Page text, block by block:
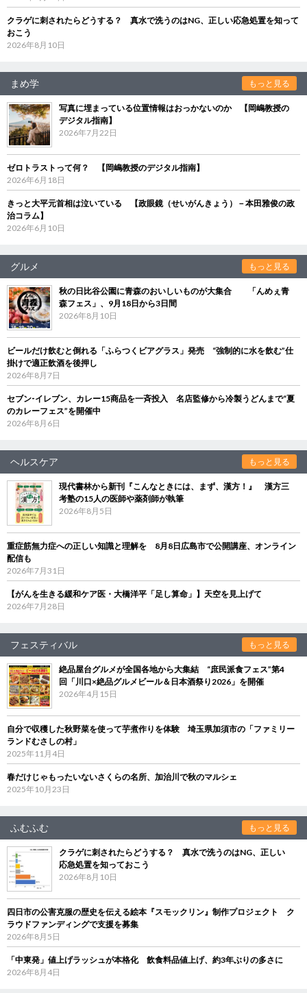
クラゲに刺されたらどうする？ 真水で洗うのはNG、正しい応急処置を知って
おこう
2026年8月10日
まめ学 もっと見る
写真に埋まっている位置情報はおっかないのか 【岡嶋教授の
デジタル指南】
2026年7月22日
ゼロトラストって何？ 【岡嶋教授のデジタル指南】
2026年6月18日
きっと大平元首相は泣いている 【政眼鏡（せいがんきょう）－本田雅俊の政
治コラム】
2026年6月10日
グルメ もっと見る
秋の日比谷公園に青森のおいしいものが大集合 「んめぇ青
森フェス」、9月18日から3日間
2026年8月10日
ビールだけ飲むと倒れる「ふらつくビアグラス」発売 “強制的に水を飲む”仕
掛けで適正飲酒を後押し
2026年8月7日
セブン‐イレブン、カレー15商品を一斉投入 名店監修から冷製うどんまで“夏
のカレーフェス”を開催中
2026年8月6日
ヘルスケア もっと見る
現代書林から新刊『こんなときには、まず、漢方！』 漢方三
考塾の15人の医師や薬剤師が執筆
2026年8月5日
重症筋無力症への正しい知識と理解を 8月8日広島市で公開講座、オンライン
配信も
2026年7月31日
【がんを生きる緩和ケア医・大橋洋平「足し算命」】天空を見上げて
2026年7月28日
フェスティバル もっと見る
絶品屋台グルメが全国各地から大集結 “庶民派食フェス”第4
回「川口×絶品グルメビール＆日本酒祭り2026」を開催
2026年4月15日
自分で収穫した秋野菜を使って芋煮作りを体験 埼玉県加須市の「ファミリー
ランドむさしの村」
2025年11月4日
春だけじゃもったいないさくらの名所、加治川で秋のマルシェ
2025年10月23日
ふむふむ もっと見る
クラゲに刺されたらどうする？ 真水で洗うのはNG、正しい
応急処置を知っておこう
2026年8月10日
四日市の公害克服の歴史を伝える絵本『スモックリン』制作プロジェクト ク
ラウドファンディングで支援を募集
2026年8月5日
「中東発」値上げラッシュが本格化 飲食料品値上げ、約3年ぶりの多さに
2026年8月4日